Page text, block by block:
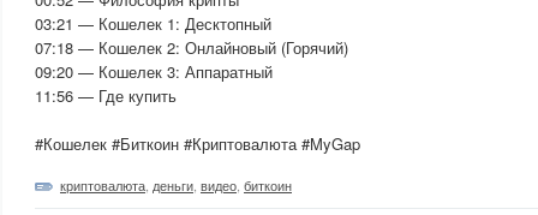
03:21 — Кошелек 1: Десктопный
07:18 — Кошелек 2: Онлайновый (Горячий)
09:20 — Кошелек 3: Аппаратный
11:56 — Где купить
#Кошелек #Биткоин #Криптовалюта #MyGap
криптовалюта деньги видео биткоин